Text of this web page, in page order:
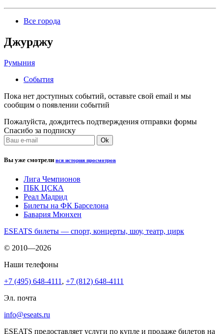
Все города
Джурджу
Румыния
События
Пока нет доступных событий, оставьте свой email и мы
сообщим о появлении событий
Пожалуйста, дождитесь подтверждения отправки формы
Спасибо за подписку
Вы уже смотрели вся история просмотров
Лига Чемпионов
ПБК ЦСКА
Реал Мадрид
Билеты на ФК Барселона
Бавария Мюнхен
ESEATS билеты — спорт, концерты, шоу, театр, цирк
© 2010—2026
Наши телефоны
+7 (495) 648-4111 , +7 (812) 648-4111
Эл. почта
info@eseats.ru
ESEATS предоставляет услуги по купле и продаже билетов на